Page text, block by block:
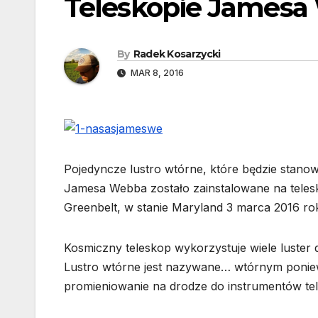
Teleskopie Jamesa
By Radek Kosarzycki
MAR 8, 2016
Pojedyncze lustro wtórne, które będzie
Jamesa Webba zostało zainstalowane na
Greenbelt, w stanie Maryland 3 marca 2016
Kosmiczny teleskop wykorzystuje wiele luster
Lustro wtórne jest nazywane… wtórnym
promieniowanie na drodze do instrumentów